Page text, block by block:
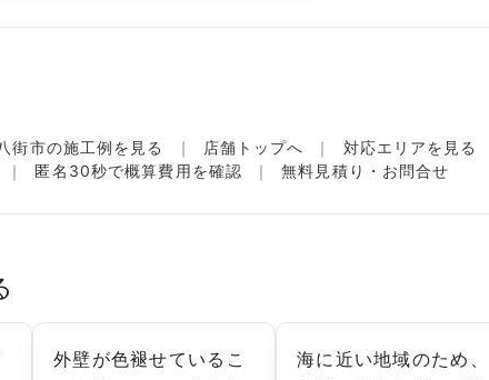
街市の施工例を見る 店舗トップへ 対応エリアを見る
匿名30秒で概算費用を確認 無料見積り・お問合せ
外壁が色褪せているこ
海に近い地域のため、